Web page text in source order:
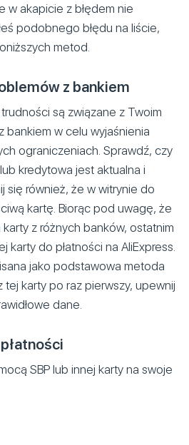
w akapicie z błędem nie
podobnego błędu na liście,
metod.
z bankiem
są związane z Twoim
bankiem w celu wyjaśnienia
ograniczeniach. Sprawdź, czy
kredytowa jest aktualna i
się również, że w witrynie do
kartę. Biorąc pod uwagę, że
z różnych banków, ostatnim
karty do płatności na AliExpress.
jako podstawowa metoda
tej karty po raz pierwszy, upewnij
dane.
SBP lub innej karty na swoje